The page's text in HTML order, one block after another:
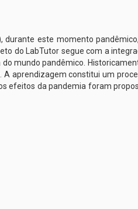
durante este momento
do LabTutor segue com a
mundo pandêmico.
aprendizagem constitui um
efeitos da pandemia foram